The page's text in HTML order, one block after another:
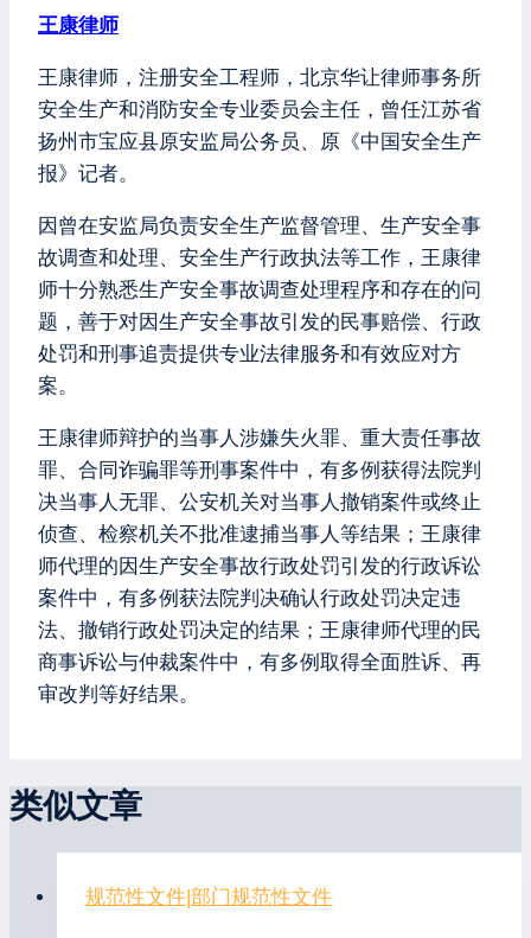
王康律师
王康律师，注册安全工程师，北京华让律师事务所
安全生产和消防安全专业委员会主任，曾任江苏省
扬州市宝应县原安监局公务员、原《中国安全生产
报》记者。
因曾在安监局负责安全生产监督管理、生产安全事
故调查和处理、安全生产行政执法等工作，王康律
师十分熟悉生产安全事故调查处理程序和存在的问
题，善于对因生产安全事故引发的民事赔偿、行政
处罚和刑事追责提供专业法律服务和有效应对方
案。
王康律师辩护的当事人涉嫌失火罪、重大责任事故
罪、合同诈骗罪等刑事案件中，有多例获得法院判
决当事人无罪、公安机关对当事人撤销案件或终止
侦查、检察机关不批准逮捕当事人等结果；王康律
师代理的因生产安全事故行政处罚引发的行政诉讼
案件中，有多例获法院判决确认行政处罚决定违
法、撤销行政处罚决定的结果；王康律师代理的民
商事诉讼与仲裁案件中，有多例取得全面胜诉、再
审改判等好结果。
类似文章
规范性文件|部门规范性文件